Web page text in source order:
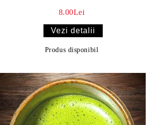
8.00Lei
Vezi detalii
Produs disponibil